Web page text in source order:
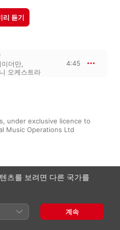
리 듣기
이더만,
오케스트라
4:45
under exclusive licence to
Music Operations Ltd
더만
츠를 보려면 다른 국가를
계속